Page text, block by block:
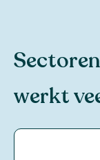
werkt